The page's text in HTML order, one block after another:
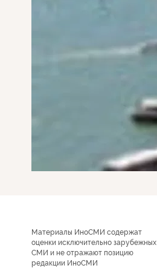
Материалы ИноСМИ содержат
оценки исключительно зарубежных
СМИ и не отражают позицию
редакции ИноСМИ